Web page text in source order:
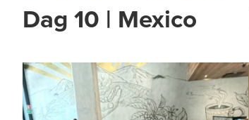
Dag 10 | Mexico